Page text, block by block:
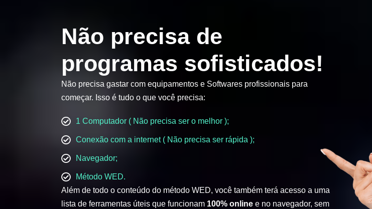
Não precisa de
programas sofisticados!
Não precisa gastar com equipamentos e Softwares profissionais para
começar. Isso é tudo o que você precisa:
1 Computador ( Não precisa ser o melhor );
Conexão com a internet ( Não precisa ser rápida );
Navegador;
Método WED.
Além de todo o conteúdo do método WED, você também terá acesso a uma
lista de ferramentas úteis que funcionam 100% online e no navegador, sem